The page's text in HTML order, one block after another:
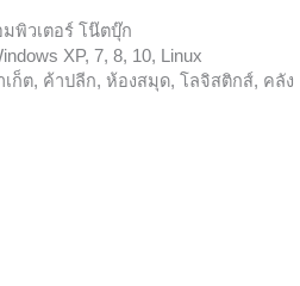
พิวเตอร์ โน๊ตบุ๊ก
XP, 7, 8, 10, Linux
เก็ต, ค้าปลีก, ห้องสมุด, โลจิสติกส์, คลัง